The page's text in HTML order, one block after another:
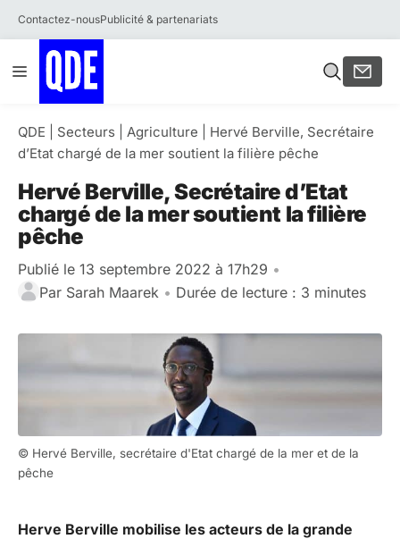
Contactez-nousPublicité & partenariats
au
contenu
Menu
QDE Secteurs Agriculture
Hervé Berville, Secrétaire
d’Etat chargé de la mer soutient la filière pêche
Hervé Berville, Secrétaire d’Etat
chargé de la mer soutient la filière
pêche
Publié le 13 septembre 2022 à 17h29 •
Par Sarah Maarek • Durée de lecture : 3 minutes
© Hervé Berville, secrétaire d'Etat chargé de la mer et de la
pêche
Herve Berville mobilise les acteurs de la grande